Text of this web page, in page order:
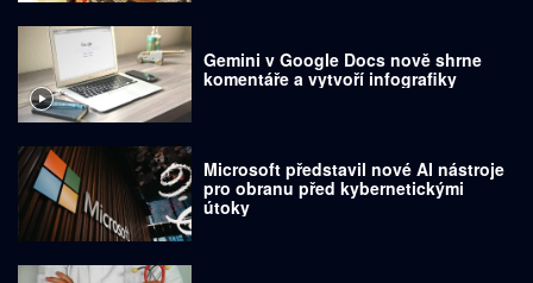
Gemini v Google Docs nově shrne
komentáře a vytvoří infografiky
Microsoft představil nové AI nástroje
pro obranu před kybernetickými
útoky